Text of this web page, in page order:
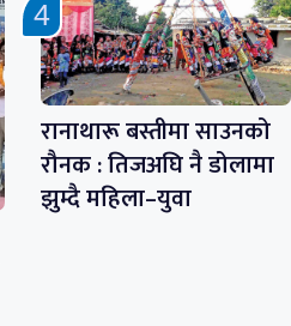
रानाथारू बस्तीमा साउनको
रौनक : तिजअघि नै डोलामा
झुम्दै महिला–युवा